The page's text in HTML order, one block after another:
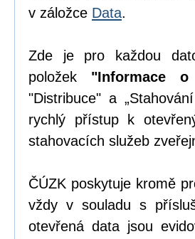
v záložce Data.
Zde je pro každou
položek "Informace
"Distribuce" a
rychlý přístup k
stahovacích služeb
ČÚZK poskytuje kromě
vždy v souladu s
otevřená data jsou